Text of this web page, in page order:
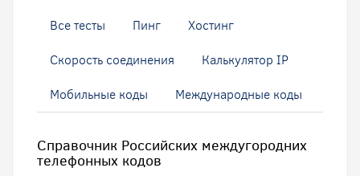
Все тесты Пинг Хостинг
Скорость соединения Калькулятор IP
Мобильные коды Международные коды
Справочник Российских междугородних
телефонных кодов